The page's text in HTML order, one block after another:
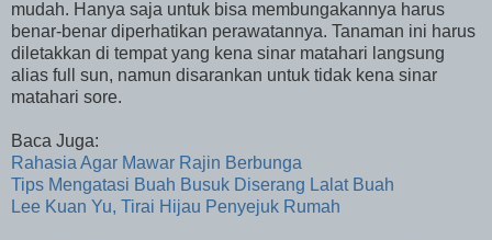
mudah. Hanya saja untuk bisa membungakannya harus
benar-benar diperhatikan perawatannya. Tanaman ini harus
diletakkan di tempat yang kena sinar matahari langsung
alias full sun, namun disarankan untuk tidak kena sinar
matahari sore.
Baca Juga:
Rahasia Agar Mawar Rajin Berbunga
Tips Mengatasi Buah Busuk Diserang Lalat Buah
Lee Kuan Yu, Tirai Hijau Penyejuk Rumah